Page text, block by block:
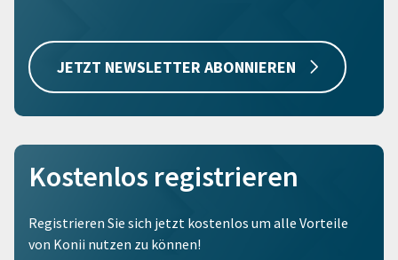
JETZT NEWSLETTER ABONNIEREN
Kostenlos registrieren
Registrieren Sie sich jetzt kostenlos um alle Vorteile
von Konii nutzen zu können!